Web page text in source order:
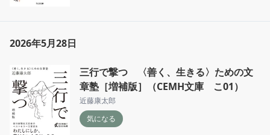
2026年5月28日
三行で撃つ 〈善く、生きる〉ための文
章塾［増補版］（CEMH文庫 こ01）
近藤康太郎
気になる